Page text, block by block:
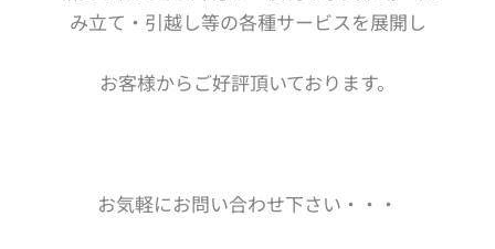
み立て・引越し等の各種サービスを展開し
お客様からご好評頂いております。
お気軽にお問い合わせ下さい・・・